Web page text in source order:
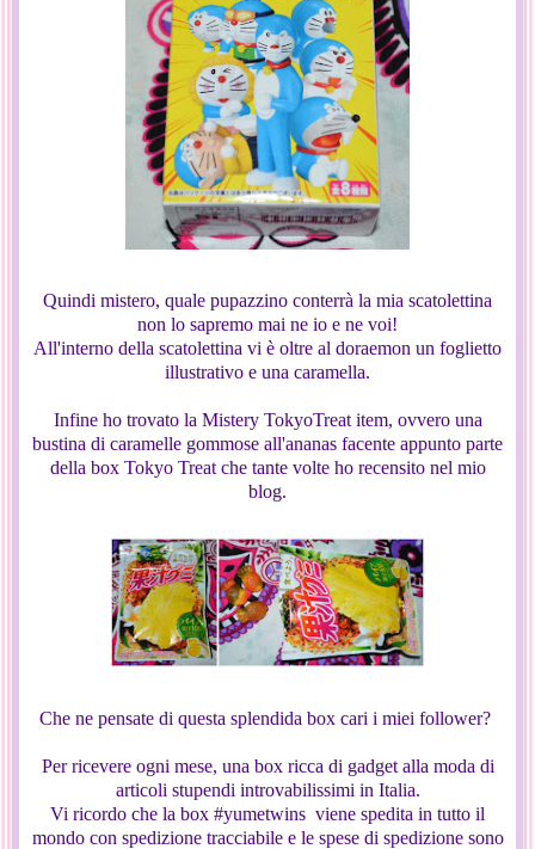
Quindi mistero, quale pupazzino conterrà la mia scatolettina
non lo sapremo mai ne io e ne voi!
All'interno della scatolettina vi è oltre al doraemon un foglietto
illustrativo e una caramella.
Infine ho trovato la Mistery TokyoTreat item, ovvero una
bustina di caramelle gommose all'ananas facente appunto parte
della box Tokyo Treat che tante volte ho recensito nel mio
blog.
Che ne pensate di questa splendida box cari i miei follower?
Per ricevere ogni mese, una box ricca di gadget alla moda di
articoli stupendi introvabilissimi in Italia.
Vi ricordo che la box #yumetwins viene spedita in tutto il
mondo con spedizione tracciabile e le spese di spedizione sono